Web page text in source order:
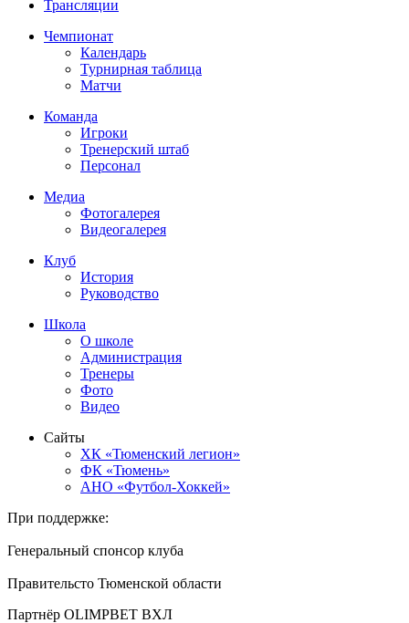
Трансляции
Чемпионат
Календарь
Турнирная таблица
Матчи
Команда
Игроки
Тренерский штаб
Персонал
Медиа
Фотогалерея
Видеогалерея
Клуб
История
Руководство
Школа
О школе
Администрация
Тренеры
Фото
Видео
Сайты
ХК «Тюменский легион»
ФК «Тюмень»
АНО «Футбол-Хоккей»
При поддержке:
Генеральный спонсор клуба
Правительсто Тюменской области
Партнёр OLIMPBET ВХЛ